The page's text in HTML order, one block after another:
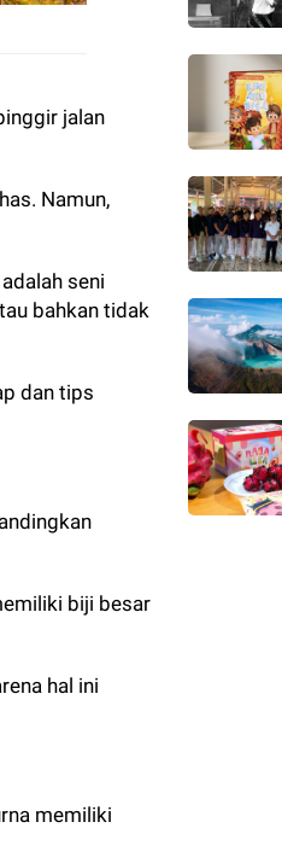
jalan
Namun,
seni
bahkan tidak
dan tips
biji besar
hal ini
memiliki